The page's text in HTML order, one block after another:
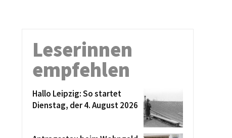
Leserinnen
empfehlen
Hallo Leipzig: So startet
Dienstag, der 4. August 2026